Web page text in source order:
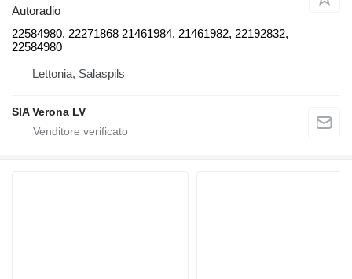
Autoradio
22584980. 22271868 21461984, 21461982, 22192832,
22584980
Lettonia, Salaspils
SIA Verona LV